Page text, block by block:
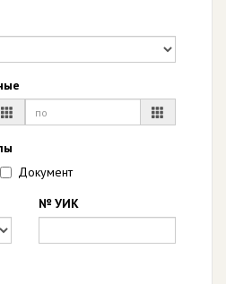
Документ
№ УИК